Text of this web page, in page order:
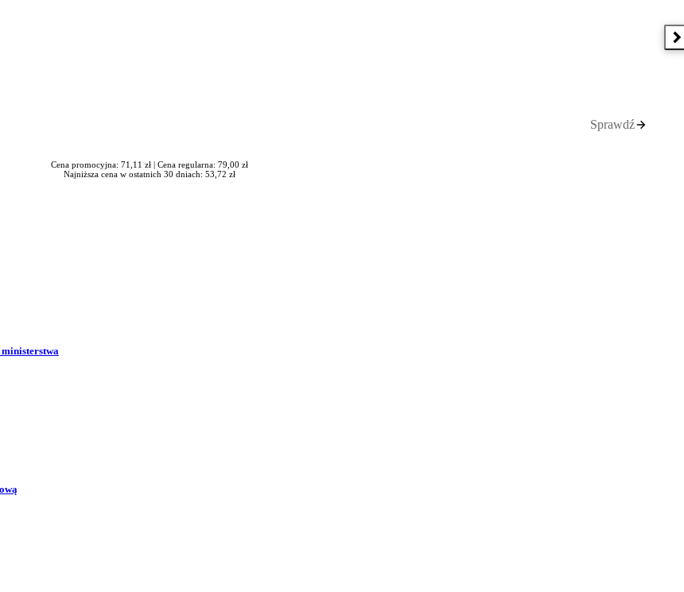
Sprawdź
Cena promocyjna: 71,11 zł | Cena regularna: 79,00 zł
Najniższa cena w ostatnich 30 dniach: 53,72 zł